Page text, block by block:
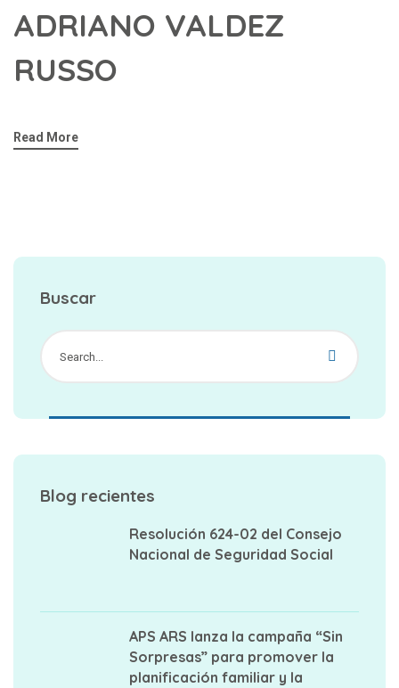
ADRIANO VALDEZ
RUSSO
Read More
Buscar
Blog recientes
Resolución 624-02 del Consejo
Nacional de Seguridad Social
APS ARS lanza la campaña “Sin
Sorpresas” para promover la
planificación familiar y la